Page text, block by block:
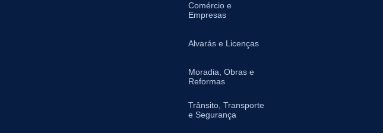
Comércio e
Empresas
Alvarás e Licenças
Moradia, Obras e
Reformas
Trânsito, Transporte
e Segurança